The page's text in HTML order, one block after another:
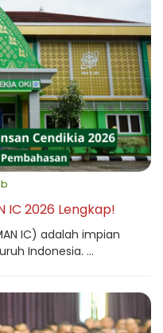
IC 2026 Lengkap!
IC) adalah impian
Indonesia. ...